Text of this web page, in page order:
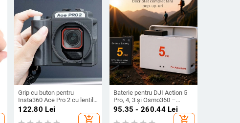
Grip cu buton pentru
Insta360 Ace Pro 2 cu lentilă
UV – Strange Leaves
122.80 Lei
add_shopping_cart
Baterie pentru DJI Action 5
Pro, 4, 3 și Osmo360 –
carcasă ABS; include baterie
și cutie
95.35 - 260.44Lei
add_shopping_cart